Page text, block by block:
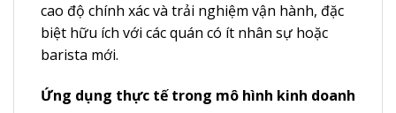
cao độ chính xác và trải nghiệm vận hành, đặc
biệt hữu ích với các quán có ít nhân sự hoặc
barista mới.
Ứng dụng thực tế trong mô hình kinh doanh